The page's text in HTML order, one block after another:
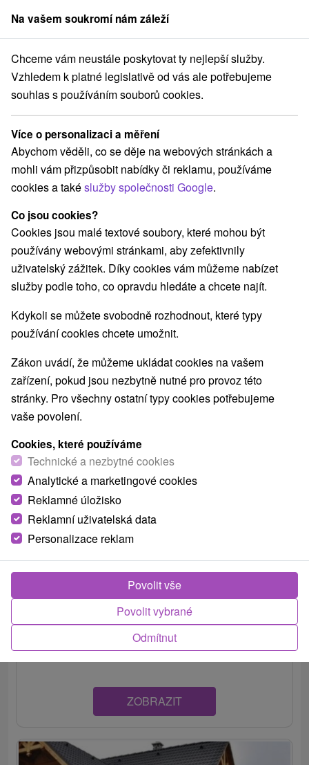
člen skupinySorger
Východné Slovensko Prešovský kraj Veľká Franková
Ubytování Veľká Franková
Kategorie
Všechny kategorie
Chaty na prenájom(2)
Drevenice(6)
Vyberte lokalitu nebo termín
VŠECHNY TOP - NEJPRODÁVANĚJŠÍ NEJLEVNĚJŠÍ
Chata pod lesom Veľká Franková
V krásnom zamagurskom prostredí, neďaleko obce Veľká
Franková, je situovaná novopostavená Chata pod
ZOBRAZIT
Na vašem soukromí nám záleží
Chceme vám neustále poskytovat ty nejlepší služby.
Vzhledem k platné legislativě od vás ale potřebujeme
souhlas s používáním souborů cookies.
Více o personalizaci a měření
Abychom věděli, co se děje na webových stránkách a
mohli vám přizpůsobit nabídky či reklamu, používáme
cookies a takéslužby společnosti Google.
Co jsou cookies?
Cookies jsou malé textové soubory, které mohou být
používány webovými stránkami, aby zefektivnily
uživatelský zážitek. Díky cookies vám můžeme nabízet
služby podle toho, co opravdu hledáte a chcete najít.
Kdykoli se můžete svobodně rozhodnout, které typy
používání cookies chcete umožnit.
Zákon uvádí, že můžeme ukládat cookies na vašem
zařízení, pokud jsou nezbytně nutné pro provoz této
stránky. Pro všechny ostatní typy cookies potřebujeme
vaše povolení.
Cookies, které používáme
Technické a nezbytné cookies
Analytické a marketingové cookies
Reklamné úložisko
Reklamní uživatelská data
Personalizace reklam
Odmítnut
Povolit vybrané
Povolit vše